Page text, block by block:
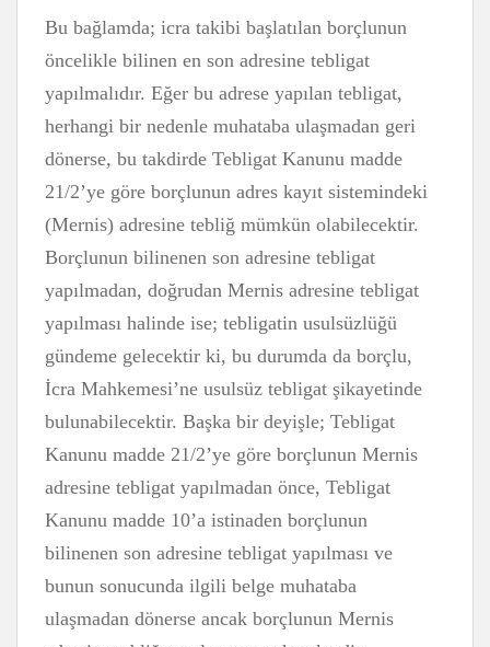
Bu bağlamda; icra takibi başlatılan borçlunun
öncelikle bilinen en son adresine tebligat
yapılmalıdır. Eğer bu adrese yapılan tebligat,
herhangi bir nedenle muhataba ulaşmadan geri
dönerse, bu takdirde Tebligat Kanunu madde
21/2’ye göre borçlunun adres kayıt sistemindeki
(Mernis) adresine tebliğ mümkün olabilecektir.
Borçlunun bilinenen son adresine tebligat
yapılmadan, doğrudan Mernis adresine tebligat
yapılması halinde ise; tebligatin usulsüzlüğü
gündeme gelecektir ki, bu durumda da borçlu,
İcra Mahkemesi’ne usulsüz tebligat şikayetinde
bulunabilecektir. Başka bir deyişle; Tebligat
Kanunu madde 21/2’ye göre borçlunun Mernis
adresine tebligat yapılmadan önce, Tebligat
Kanunu madde 10’a istinaden borçlunun
bilinenen son adresine tebligat yapılması ve
bunun sonucunda ilgili belge muhataba
ulaşmadan dönerse ancak borçlunun Mernis